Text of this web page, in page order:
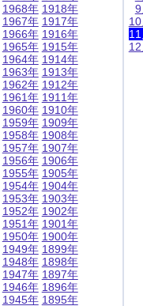
1968年
1967年
1966年
1965年
1964年
1963年
1962年
1961年
1960年
1959年
1958年
1957年
1956年
1955年
1954年
1953年
1952年
1951年
1950年
1949年
1948年
1947年
1946年
1945年
1918年
1917年
1916年
1915年
1914年
1913年
1912年
1911年
1910年
1909年
1908年
1907年
1906年
1905年
1904年
1903年
1902年
1901年
1900年
1899年
1898年
1897年
1896年
1895年